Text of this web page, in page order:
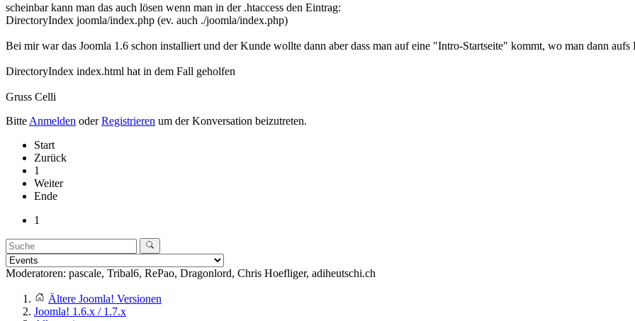
scheinbar kann man das auch lösen wenn man in der .htaccess den Eintrag:
DirectoryIndex joomla/index.php (ev. auch ./joomla/index.php)
Bei mir war das Joomla 1.6 schon installiert und der Kunde wollte dann aber dass man auf eine "Intro-Startseite" kommt, wo man dann
DirectoryIndex index.html hat in dem Fall geholfen
Gruss Celli
Bitte Anmelden oderRegistrieren um der Konversation beizutreten.
Start
Zurück
1
Weiter
Ende
1
Moderatoren: pascale, Tribal6, RePao, Dragonlord, Chris Hoefliger, adiheutschi.ch
Ältere Joomla! Versionen
Joomla! 1.6.x / 1.7.x